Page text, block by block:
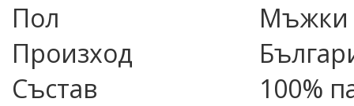
Пол
Мъжки
Произход
Състав
100%